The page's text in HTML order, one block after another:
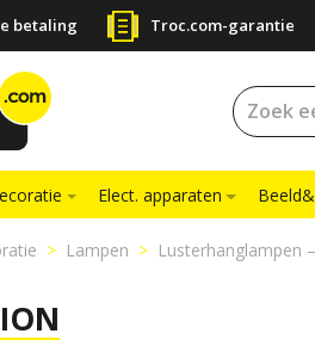
betaling Troc.com-garantie
Elect. apparaten
Lampen Lusterhanglampen